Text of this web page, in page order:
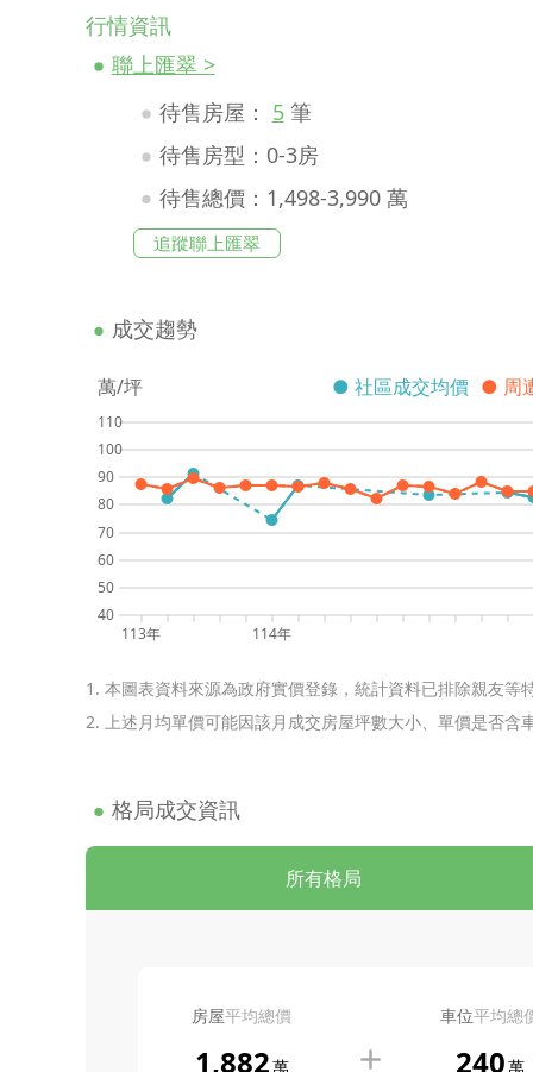
行情資訊
聯上匯翠 >
待售房屋： 5筆
待售房型：0-3房
待售總價：1,498-3,990 萬
追蹤聯上匯翠
成交趨勢
萬/坪 ● 周
● 社區成交均價
40
50
60
70
80
90
100
110
113年 114年
1. 本圖表資料來源為政府實價登錄，統計資料已排除親友
2. 上述月均單價可能因該月成交房屋坪數大小、單價是否
格局成交資訊
所有格局
房屋平均總價
1,882萬
車位平均總
240萬